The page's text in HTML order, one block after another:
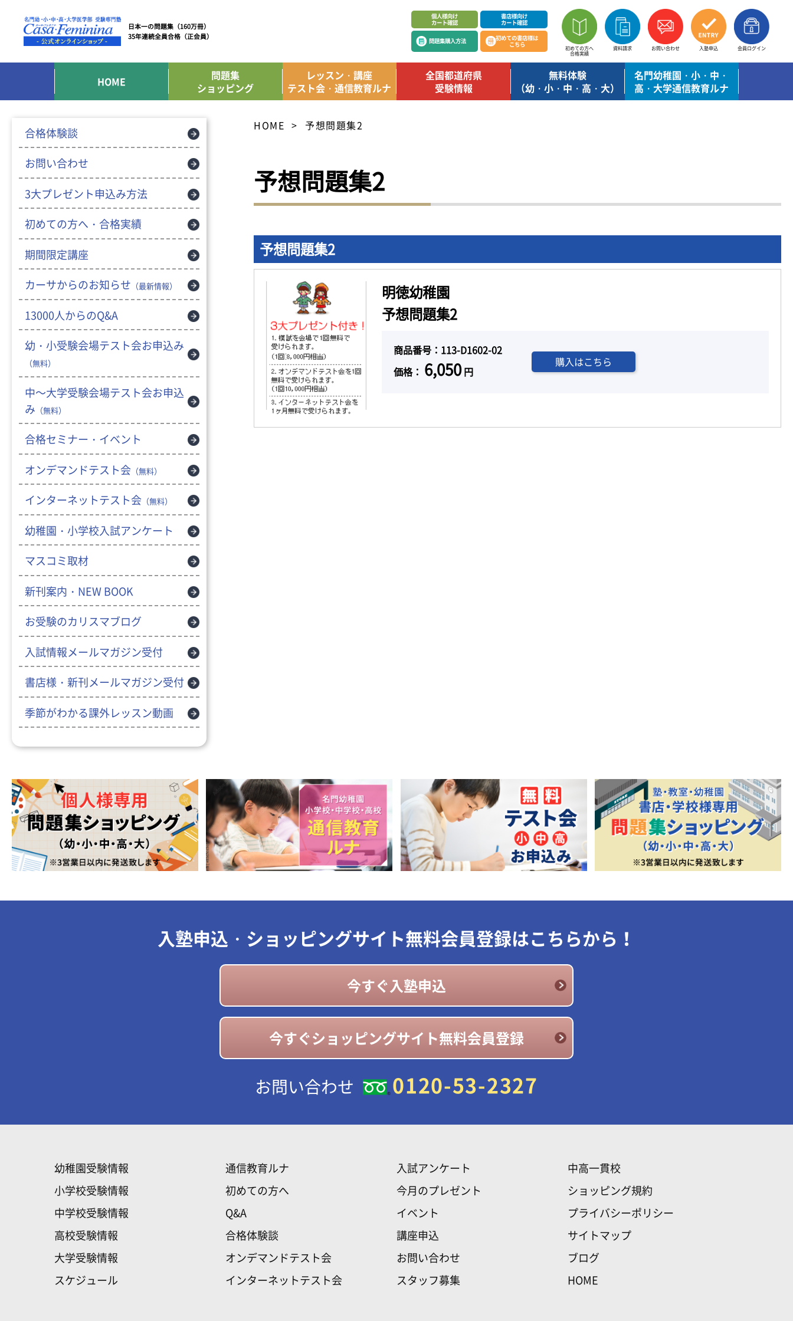
日本一の問題集（160万冊）
35年連続全員合格（正会員）
個人様向け
カート確認
書店様向け
カート確認
問題集購入方法 初めての書店様は
こちら 初めての方へ
合格実績
資料請求 お問い合わせ 入塾申込 会員ログイン
HOME
問題集
ショッピング
レッスン・講座
テスト会・通信教育ルナ
全国都道府県
受験情報
無料体験
（幼・小・中・高・大）
名門幼稚園・小・中・
高・大学通信教育ルナ
HOME 予想問題集2
予想問題集2
予想問題集2
明徳幼稚園
予想問題集2
商品番号：113-D1602-02
価格： 6,050円
購入はこちら
合格体験談
お問い合わせ
3大プレゼント申込み方法
初めての方へ・合格実績
期間限定講座
カーサからのお知らせ （最新情報）
13000人からのQ&A
幼・小受験会場テスト会お申込み
（無料）
中～大学受験会場テスト会お申込
み （無料）
合格セミナー・イベント
オンデマンドテスト会 （無料）
インターネットテスト会 （無料）
幼稚園・小学校入試アンケート
マスコミ取材
新刊案内・NEW BOOK
お受験のカリスマブログ
入試情報メールマガジン受付
書店様・新刊メールマガジン受付
季節がわかる課外レッスン動画
入塾申込・ショッピングサイト無料会員登録はこちらから！
今すぐ入塾申込
今すぐショッピングサイト無料会員登録
お問い合わせ 0120-53-2327
幼稚園受験情報
小学校受験情報
中学校受験情報
高校受験情報
大学受験情報
スケジュール
通信教育ルナ
初めての方へ
Q&A
合格体験談
オンデマンドテスト会
インターネットテスト会
入試アンケート
今月のプレゼント
イベント
講座申込
お問い合わせ
スタッフ募集
中高一貫校
ショッピング規約
プライバシーポリシー
サイトマップ
ブログ
HOME